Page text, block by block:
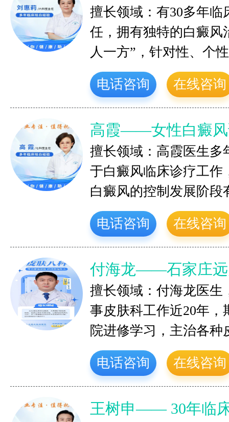
擅长领域：有30多年
任，拥有独特的白癜风
人一方”，针对性、个
电话咨询 在线咨询
高霞——女性白癜风
擅长领域：高霞医生多
于白癜风临床诊疗工作
白癜风的控制发展阶
电话咨询 在线咨询
付海龙——石家庄远
擅长领域：付海龙医生
事皮肤科工作近20年
院进修学习，主治各
电话咨询 在线咨询
王树申—— 30年临